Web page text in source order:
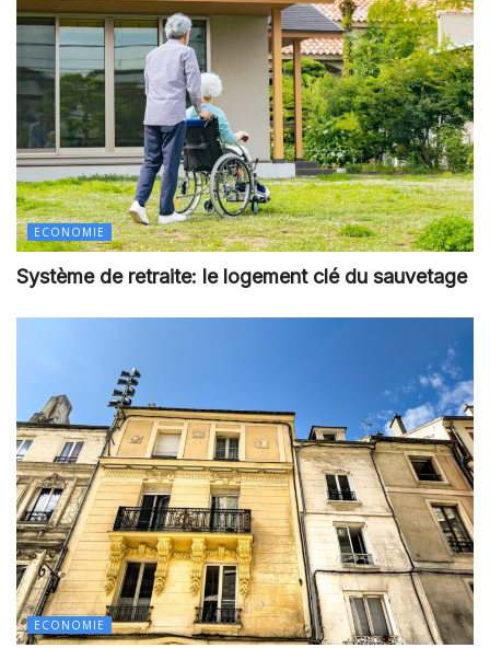
ECONOMIE
Système de retraite: le logement clé du sauvetage
ECONOMIE